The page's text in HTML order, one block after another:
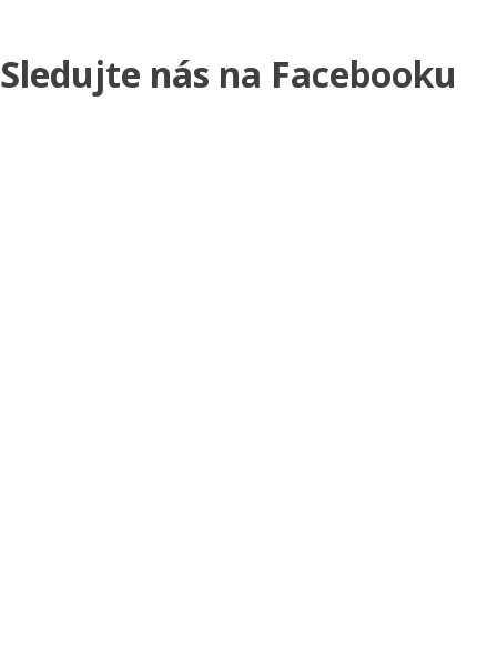
Sledujte nás na Facebooku